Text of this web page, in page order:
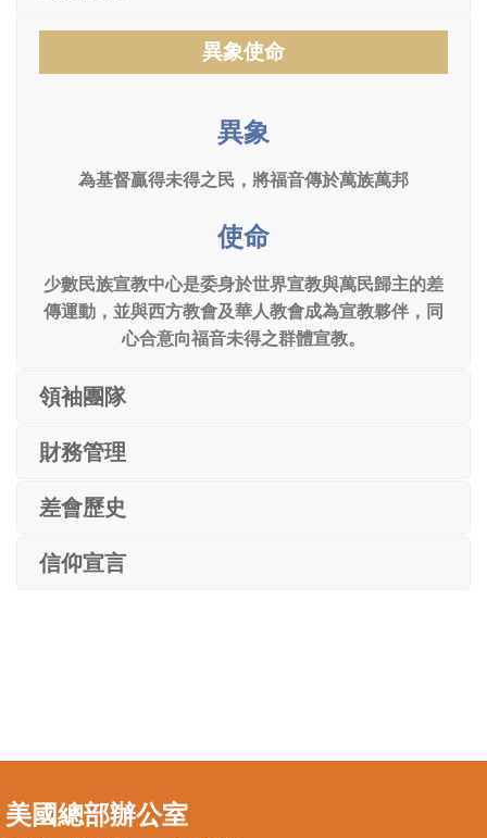
異象使命
異象
為基督贏得未得之民，將福音傳於萬族萬邦
使命
少數民族宣教中心是委身於世界宣教與萬民歸主的差
傳運動，並與西方教會及華人教會成為宣教夥伴，同
心合意向福音未得之群體宣教。
領袖團隊
財務管理
差會歷史
信仰宣言
美國總部辦公室